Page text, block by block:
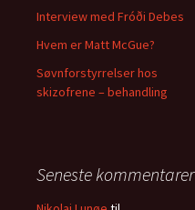
Interview med Fróði Debes
Hvem er Matt McGue?
Søvnforstyrrelser hos
skizofrene – behandling
Seneste kommentarer